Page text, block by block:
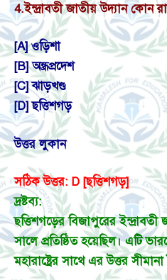
4.ইন্দ্রাবতী জাতীয় উদ্যান কোন
[A] ওড়িশা
[B] অন্ধ্রপ্রদেশ
[C] ঝাড়খণ্ড
[D] ছত্তিশগড়
উত্তর লুকান
সঠিক উত্তর: D [ছত্তিশগড়]
দ্রষ্টব্য:
ছত্তিশগড়ের বিজাপুরের
সালে প্রতিষ্ঠিত হয়েছিল। এটি
মহারাষ্ট্রের সাথে এর উত্তর